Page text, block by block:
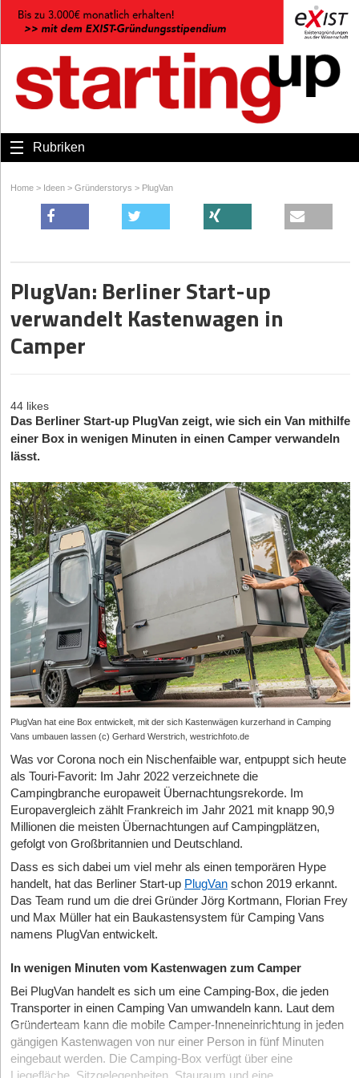
Rubriken
Home > Ideen > Gründerstorys > PlugVan
PlugVan: Berliner Start-up
verwandelt Kastenwagen in
Camper
44 likes
Das Berliner Start-up PlugVan zeigt, wie sich ein Van mithilfe
einer Box in wenigen Minuten in einen Camper verwandeln
lässt.
PlugVan hat eine Box entwickelt, mit der sich Kastenwägen kurzerhand in Camping
Vans umbauen lassen (c) Gerhard Werstrich, westrichfoto.de
Was vor Corona noch ein Nischenfaible war, entpuppt sich heute
als Touri-Favorit: Im Jahr 2022 verzeichnete die
Campingbranche europaweit Übernachtungsrekorde. Im
Europavergleich zählt Frankreich im Jahr 2021 mit knapp 90,9
Millionen die meisten Übernachtungen auf Campingplätzen,
gefolgt von Großbritannien und Deutschland.
Dass es sich dabei um viel mehr als einen temporären Hype
handelt, hat das Berliner Start-up PlugVan schon 2019 erkannt.
Das Team rund um die drei Gründer Jörg Kortmann, Florian Frey
und Max Müller hat ein Baukastensystem für Camping Vans
namens PlugVan entwickelt.
In wenigen Minuten vom Kastenwagen zum Camper
Bei PlugVan handelt es sich um eine Camping-Box, die jeden
Transporter in einen Camping Van umwandeln kann. Laut dem
Gründerteam kann die mobile Camper-Inneneinrichtung in jeden
gängigen Kastenwagen von nur einer Person in fünf Minuten
eingebaut werden. Die Camping-Box verfügt über eine